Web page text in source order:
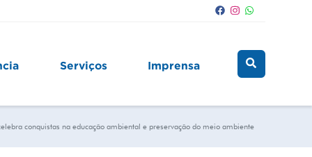
Serviços Imprensa
conquistas na educação ambiental e preservação do meio ambiente